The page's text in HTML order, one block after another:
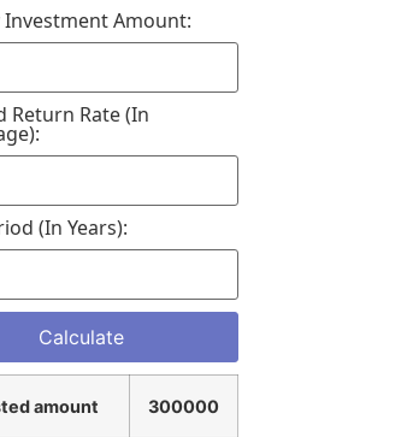
Amount:
Return Rate (in
(in Years):
amount 300000